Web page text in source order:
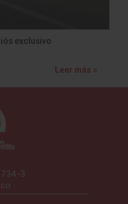
exclusivo
Leer más »
3